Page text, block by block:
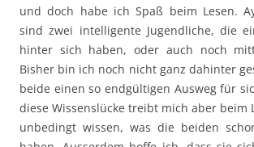
und doch habe ich Spaß beim Lesen.
sind zwei intelligente Jugendliche, die
hinter sich haben, oder auch noch
Bisher bin ich noch nicht ganz dahinter
beide einen so endgültigen Ausweg für
diese Wissenslücke treibt mich aber beim
unbedingt wissen, was die beiden